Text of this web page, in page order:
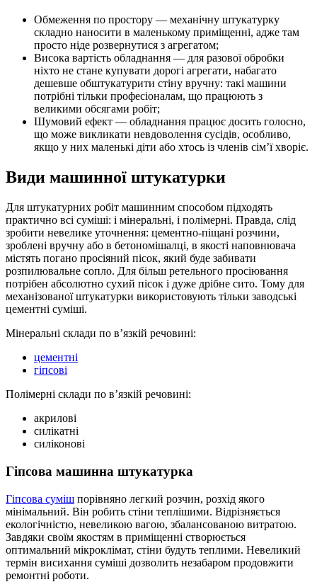
Обмеження по простору — механічну штукатурку
складно наносити в маленькому приміщенні, адже там
просто ніде розвернутися з агрегатом;
Висока вартість обладнання — для разової обробки
ніхто не стане купувати дорогі агрегати, набагато
дешевше обштукатурити стіну вручну: такі машини
потрібні тільки професіоналам, що працюють з
великими обсягами робіт;
Шумовий ефект — обладнання працює досить голосно,
що може викликати невдоволення сусідів, особливо,
якщо у них маленькі діти або хтось із членів сім’ї хворіє.
Види машинної штукатурки
Для штукатурних робіт машинним способом підходять
практично всі суміші: і мінеральні, і полімерні. Правда, слід
зробити невелике уточнення: цементно-піщані розчини,
зроблені вручну або в бетономішалці, в якості наповнювача
містять погано просіяний пісок, який буде забивати
розпилювальне сопло. Для більш ретельного просіювання
потрібен абсолютно сухий пісок і дуже дрібне сито. Тому для
механізованої штукатурки використовують тільки заводські
цементні суміші.
Мінеральні склади по в’язкій речовині:
цементні
гіпсові
Полімерні склади по в’язкій речовині:
акрилові
силікатні
силіконові
Гіпсова машинна штукатурка
Гіпсова суміш порівняно легкий розчин, розхід якого
мінімальний. Він робить стіни теплішими. Відрізняється
екологічністю, невеликою вагою, збалансованою витратою.
Завдяки своїм якостям в приміщенні створюється
оптимальний мікроклімат, стіни будуть теплими. Невеликий
термін висихання суміші дозволить незабаром продовжити
ремонтні роботи.